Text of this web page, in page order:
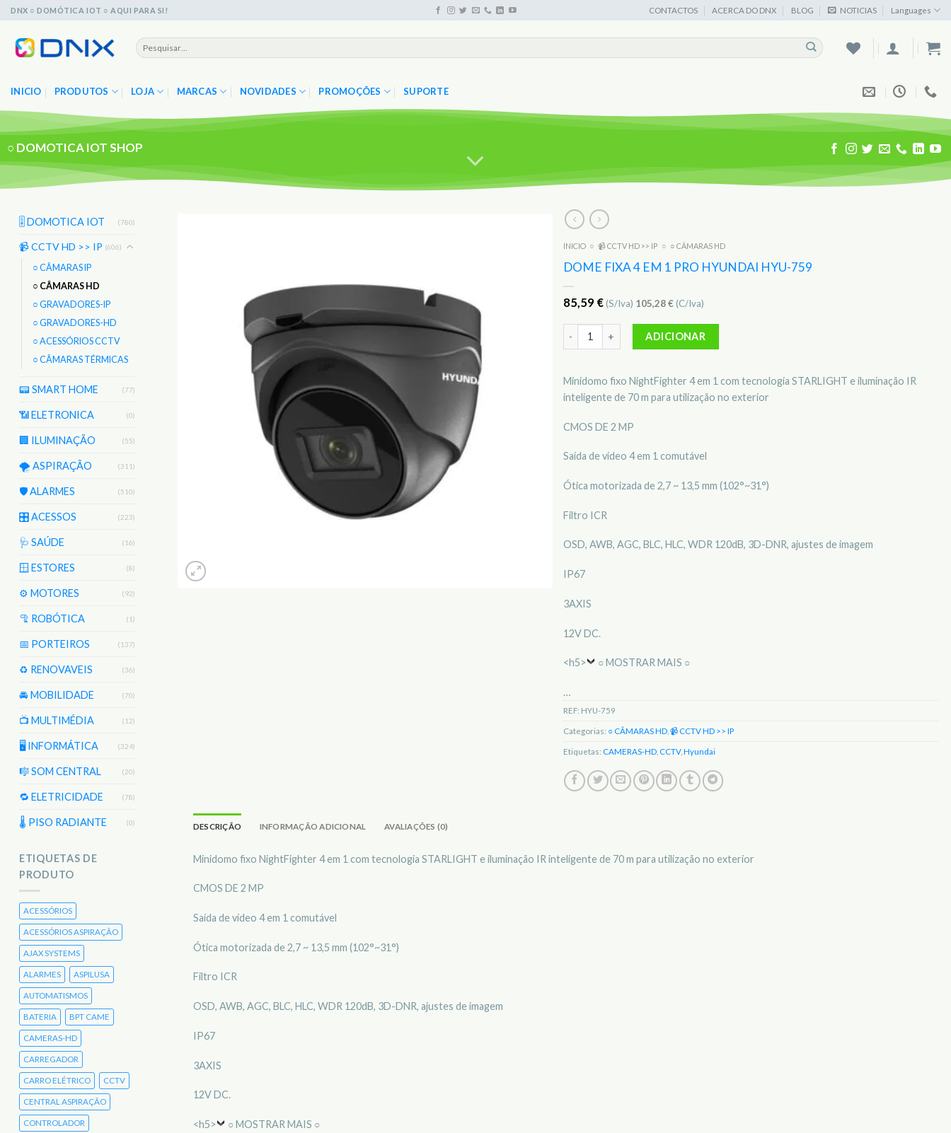
Skip
content
DNX ○ DOMÓTICA IOT ○ AQUI PARA SI! CONTACTOS ACERCA DO DNX BLOG NOTICIAS Languages
Pesquisar
por:
INICIO PRODUTOS LOJA MARCAS NOVIDADES PROMOÇÕES SUPORTE
○ DOMOTICA IOT SHOP
🎚️ DOMOTICA IOT (780)
📹 CCTV HD >> IP (606)
○ CÂMARAS IP
○ CÂMARAS HD
○ GRAVADORES-IP
○ GRAVADORES-HD
○ ACESSÓRIOS CCTV
○ CÂMARAS TÉRMICAS
📟 SMART HOME (77)
📶 ELETRONICA (0)
🏢 ILUMINAÇÃO (55)
🌪️ ASPIRAÇÃO (311)
🛡️ ALARMES (510)
🎛️ ACESSOS (223)
🩺 SAÚDE (16)
🪟 ESTORES (8)
⚙️ MOTORES (92)
🦿 ROBÓTICA (1)
📅 PORTEIROS (137)
♻️ RENOVAVEIS (36)
🚘 MOBILIDADE (70)
📺 MULTIMÉDIA (12)
🖥️ INFORMÁTICA (324)
🎼 SOM CENTRAL (20)
🔁 ELETRICIDADE (78)
🌡 PISO RADIANTE (0)
ETIQUETAS DE
PRODUTO
ACESSÓRIOS
ACESSÓRIOS ASPIRAÇÃO
AJAX SYSTEMS
ALARMES ASPILUSA
AUTOMATISMOS
BATERIA BPT CAME
CAMERAS-HD
CARREGADOR
CARRO ELÉTRICO CCTV
CENTRAL ASPIRAÇÃO
CONTROLADOR
INICIO ○ 📹 CCTV HD >> IP ○ ○ CÂMARAS HD
DOME FIXA 4 EM 1 PRO HYUNDAI HYU-759
85,59 € (S/Iva) 105,28€ (C/Iva)
Quantidade de Dome fixa 4 em 1 Pro HYUNDAI HYU-759
ADICIONAR
Minidomo fixo NightFighter 4 em 1 com tecnologia STARLIGHT e iluminação IR
inteligente de 70 m para utilização no exterior
CMOS DE 2 MP
Saída de vídeo 4 em 1 comutável
Ótica motorizada de 2,7 ~ 13,5 mm (102°~31°)
Filtro ICR
OSD, AWB, AGC, BLC, HLC, WDR 120dB, 3D-DNR, ajustes de imagem
IP67
3AXIS
12V DC.
<h5> ○ MOSTRAR MAIS ○
…
REF: HYU-759
Categorias: ○ CÂMARAS HD 📹 CCTV HD >> IP
Etiquetas: CAMERAS-HD CCTV, Hyundai
DESCRIÇÃO INFORMAÇÃO ADICIONAL AVALIAÇÕES (0)
Minidomo fixo NightFighter 4 em 1 com tecnologia STARLIGHT e iluminação IR inteligente de 70 m para utilização no exterior
CMOS DE 2 MP
Saída de vídeo 4 em 1 comutável
Ótica motorizada de 2,7 ~ 13,5 mm (102°~31°)
Filtro ICR
OSD, AWB, AGC, BLC, HLC, WDR 120dB, 3D-DNR, ajustes de imagem
IP67
3AXIS
12V DC.
<h5> ○ MOSTRAR MAIS ○